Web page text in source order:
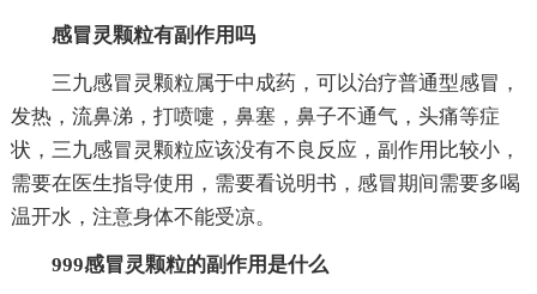
感冒灵颗粒有副作用吗
三九感冒灵颗粒属于中成药，可以治疗普通型感冒，
发热，流鼻涕，打喷嚏，鼻塞，鼻子不通气，头痛等症
状，三九感冒灵颗粒应该没有不良反应，副作用比较小，
需要在医生指导使用，需要看说明书，感冒期间需要多喝
温开水，注意身体不能受凉。
999感冒灵颗粒的副作用是什么